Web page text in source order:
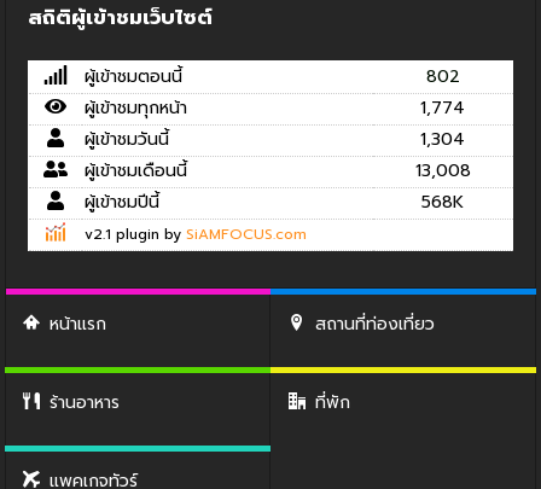
สถิติผู้เข้าชมเว็บไซต์
ผู้เข้าชมตอนนี้
802
ผู้เข้าชมทุกหน้า
1,774
ผู้เข้าชมวันนี้
1,304
ผู้เข้าชมเดือนนี้
13,008
ผู้เข้าชมปีนี้
568K
v2.1 plugin by SiAMFOCUS.com
หน้าแรก สถานที่ท่องเที่ยว
ร้านอาหาร ที่พัก
แพคเกจทัวร์